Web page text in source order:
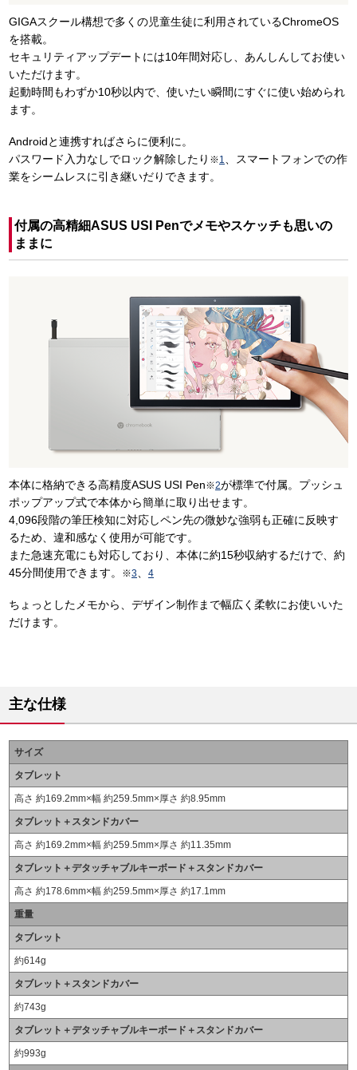
GIGAスクール構想で多くの児童生徒に利用されているChromeOS
を搭載。
セキュリティアップデートには10年間対応し、あんしんしてお使い
いただけます。
起動時間もわずか10秒以内で、使いたい瞬間にすぐに使い始められ
ます。
Androidと連携すればさらに便利に。
パスワード入力なしでロック解除したり ※1
、スマートフォンでの作
業をシームレスに引き継いだりできます。
付属の高精細ASUS USI Penでメモやスケッチも思いの
ままに
本体に格納できる高精度ASUS USI Pen※2が標準で付属。プッシュ
ポップアップ式で本体から簡単に取り出せます。
4,096段階の筆圧検知に対応しペン先の微妙な強弱も正確に反映す
るため、違和感なく使用が可能です。
また急速充電にも対応しており、本体に約15秒収納するだけで、約
45分間使用できます。
※3、 4
ちょっとしたメモから、デザイン制作まで幅広く柔軟にお使いいた
だけます。
主な仕様
サイズ
タブレット
高さ 約169.2mm×幅 約259.5mm×厚さ 約8.95mm
タブレット＋スタンドカバー
高さ 約169.2mm×幅 約259.5mm×厚さ 約11.35mm
タブレット＋デタッチャブルキーボード＋スタンドカバー
高さ 約178.6mm×幅 約259.5mm×厚さ 約17.1mm
重量
タブレット
約614g
タブレット＋スタンドカバー
約743g
タブレット＋デタッチャブルキーボード＋スタンドカバー
約993g